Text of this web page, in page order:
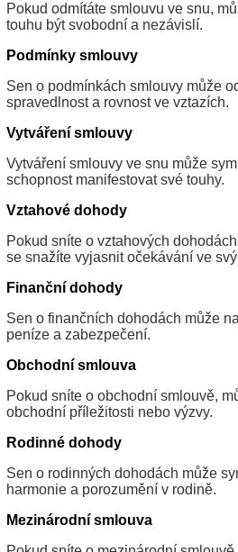
Pokud odmítáte smlouvu ve snu,
touhu být svobodní a nezávislí.
Podmínky smlouvy
Sen o podmínkách smlouvy může
spravedlnost a rovnost ve vztazích.
Vytváření smlouvy
Vytváření smlouvy ve snu může
schopnost manifestovat své touhy.
Vztahové dohody
Pokud sníte o vztahových
se snažíte vyjasnit očekávání ve
Finanční dohody
Sen o finančních dohodách může
peníze a zabezpečení.
Obchodní smlouva
Pokud sníte o obchodní smlouvě,
obchodní příležitosti nebo výzvy.
Rodinné dohody
Sen o rodinných dohodách může
harmonie a porozumění v rodině.
Mezinárodní smlouva